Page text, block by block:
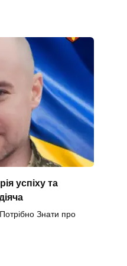
успіху та
Знати про